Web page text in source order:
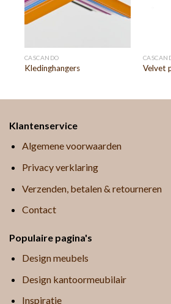
CASCANDO
Kledinghangers Velvet
Klantenservice
Algemene voorwaarden
Privacy verklaring
Verzenden, betalen & retourneren
Contact
Populaire pagina's
Design meubels
Design kantoormeubilair
Inspiratie